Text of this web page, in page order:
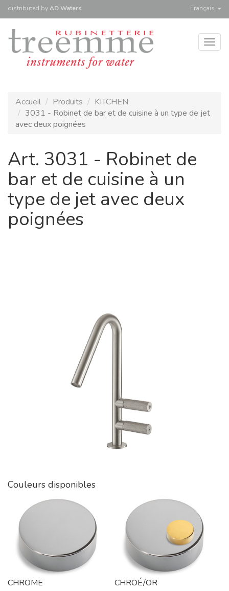
distributed byAD Waters Français
Accueil Produits
KITCHEN
3031 - Robinet de bar et de cuisine à un type de jet
avec deux poignées
Art. 3031 - Robinet de
bar et de cuisine à un
type de jet avec deux
poignées
Couleurs disponibles
CHROME CHROÉ/OR